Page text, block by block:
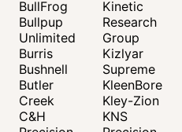
BullFrog
Bullpup
Unlimited
Burris
Bushnell
Butler
Creek
C&H
Kinetic
Research
Group
Kizlyar
Supreme
KleenBore
Kley-Zion
KNS